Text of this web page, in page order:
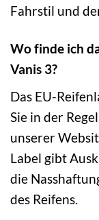
Fahrstil und
Wo finde ich
Vanis 3?
Das EU-
Sie in der
unserer
Label gibt
die
des Reifens.